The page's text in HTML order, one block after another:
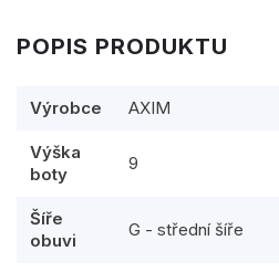
POPIS PRODUKTU
Výrobce AXIM
Výška
boty
9
Šíře
obuvi
G - střední šíře